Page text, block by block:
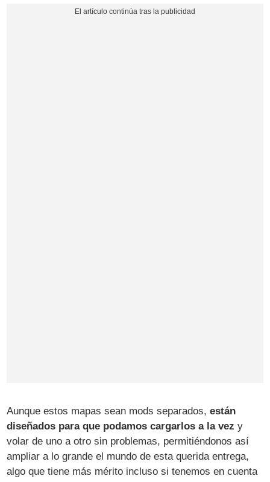
Aunque estos mapas sean mods separados,están
diseñados para que podamos cargarlos a la vez y
volar de uno a otro sin problemas, permitiéndonos así
ampliar a lo grande el mundo de esta querida entrega,
algo que tiene más mérito incluso si tenemos en cuenta